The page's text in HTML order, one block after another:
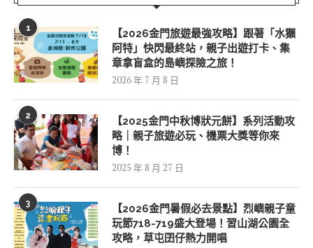
1
【2026金門旅遊最強攻略】跟著「水獺
阿特」快閃最終站，親子出遊打卡、集
章拿盲盒的島嶼探險之旅！
2026 年 7 月 8 日
2
【2025金門中秋博狀元餅】系列活動攻
略｜親子旅遊必玩、機票大獎等你來
博！
2025 年 8 月 27 日
3
【2026金門暑假必去景點】烈嶼親子童
玩節718-719盛大登場！習山湖公園全
攻略，草屯囝仔熱力開唱